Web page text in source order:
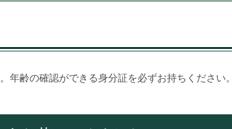
年齢の確認ができる身分証を必ずお持ちください